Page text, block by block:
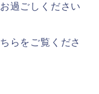
過ごしください
らをご覧くださ